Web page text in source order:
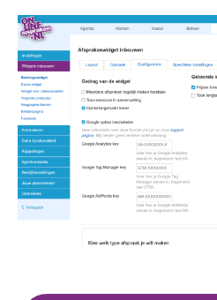
Image